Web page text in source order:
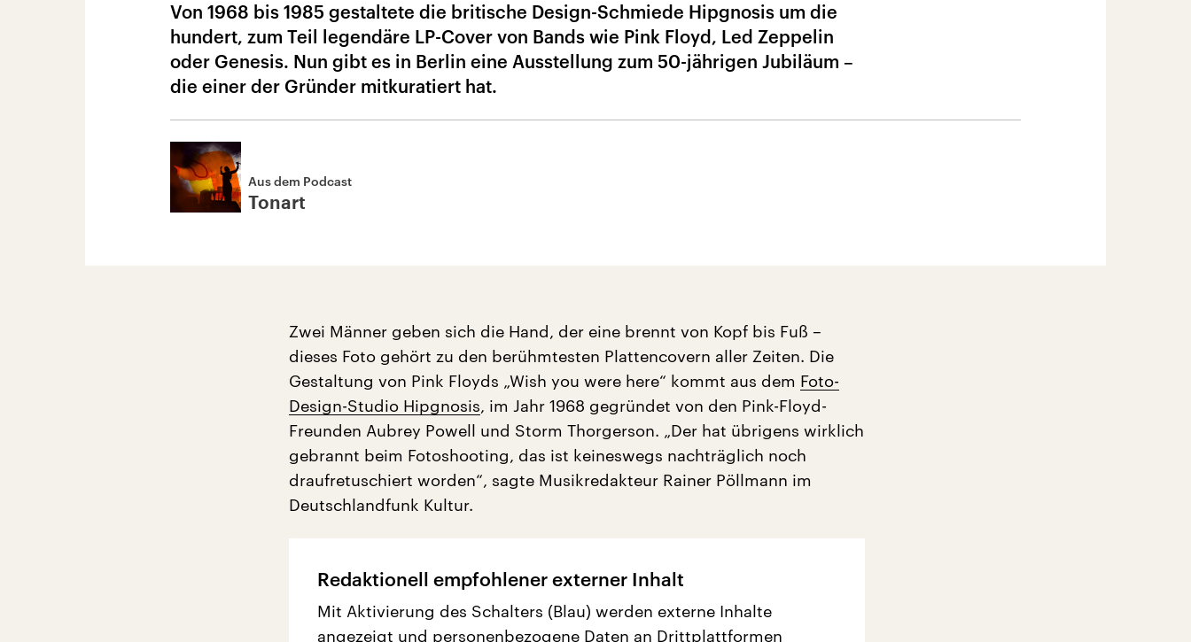
Von 1968 bis 1985 gestaltete die britische Design-Schmiede Hipgnosis um die
hundert, zum Teil legendäre LP-Cover von Bands wie Pink Floyd, Led Zeppelin
oder Genesis. Nun gibt es in Berlin eine Ausstellung zum 50-jährigen Jubiläum –
die einer der Gründer mitkuratiert hat.
Aus dem Podcast
Tonart
Zwei Männer geben sich die Hand, der eine brennt von Kopf bis Fuß –
dieses Foto gehört zu den berühmtesten Plattencovern aller Zeiten. Die
Gestaltung von Pink Floyds „Wish you were here“ kommt aus dem Foto-
Design-Studio Hipgnosis, im Jahr 1968 gegründet von den Pink-Floyd-
Freunden Aubrey Powell und Storm Thorgerson. „Der hat übrigens wirklich
gebrannt beim Fotoshooting, das ist keineswegs nachträglich noch
draufretuschiert worden“, sagte Musikredakteur Rainer Pöllmann im
Deutschlandfunk Kultur.
Redaktionell empfohlener externer Inhalt
Mit Aktivierung des Schalters (Blau) werden externe Inhalte
angezeigt und personenbezogene Daten an Drittplattformen